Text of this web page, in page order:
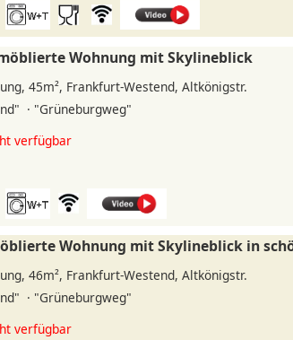
Wohnung mit Skylineblick
45m², Frankfurt-Westend, Altkönigstr.
· "Grüneburgweg"
verfügbar
Wohnung mit Skylineblick in
46m², Frankfurt-Westend, Altkönigstr.
· "Grüneburgweg"
verfügbar